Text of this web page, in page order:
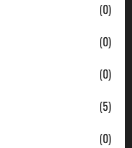
(0)
(0)
(0)
(5)
(0)